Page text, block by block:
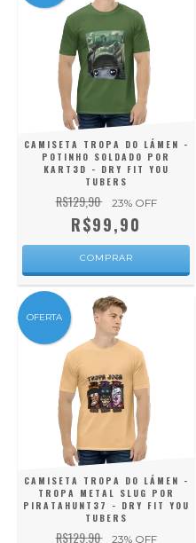
CAMISETA TROPA DO LÁMEN -
POTINHO SOLDADO POR
KART3D - DRY FIT YOU
TUBERS
R$129,90 23% OFF
R$99,90
COMPRAR
OFERTA
CAMISETA TROPA DO LÁMEN -
TROPA METAL SLUG POR
PIRATAHUNT37 - DRY FIT YOU
TUBERS
R$129,90 23% OFF